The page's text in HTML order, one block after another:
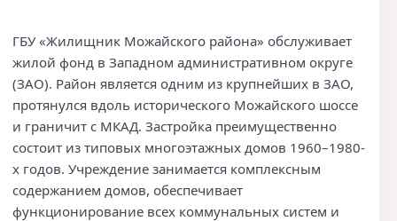
ГБУ «Жилищник Можайского района» обслуживает
жилой фонд в Западном административном округе
(ЗАО). Район является одним из крупнейших в ЗАО,
протянулся вдоль исторического Можайского шоссе
и граничит с МКАД. Застройка преимущественно
состоит из типовых многоэтажных домов 1960–1980-
х годов. Учреждение занимается комплексным
содержанием домов, обеспечивает
функционирование всех коммунальных систем и